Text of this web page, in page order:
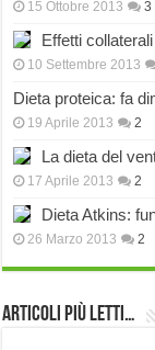
15 Ottobre 2013 3
Effetti
10 Settembre 2013
Dieta proteica: fa
19 Aprile 2013 2
La dieta del
17 Aprile 2013 2
Dieta Atkins:
26 Marzo 2013 2
Articoli più Letti…